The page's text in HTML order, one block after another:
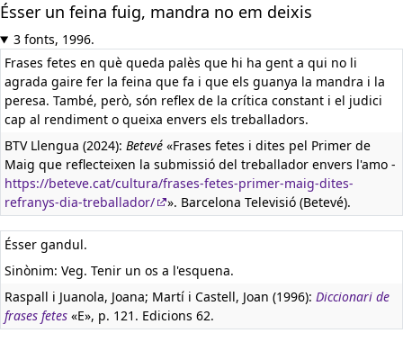
Ésser un feina fuig, mandra no em deixis
3 fonts, 1996.
Frases fetes en què queda palès que hi ha gent a qui no li
agrada gaire fer la feina que fa i que els guanya la mandra i la
peresa. També, però, són reflex de la crítica constant i el judici
cap al rendiment o queixa envers els treballadors.
BTV Llengua (2024): Betevé «Frases fetes i dites pel Primer de
Maig que reflecteixen la submissió del treballador envers l'amo -
https://beteve.cat/cultura/frases-fetes-primer-maig-dites-
refranys-dia-treballador/
». Barcelona Televisió (Betevé).
Ésser gandul.
Sinònim: Veg. Tenir un os a l'esquena.
Raspall i Juanola, Joana; Martí i Castell, Joan (1996): Diccionari de
frases fetes «E», p. 121. Edicions 62.